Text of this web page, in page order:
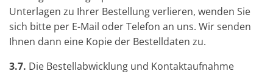
Unterlagen zu Ihrer Bestellung verlieren, wenden Sie
sich bitte per E-Mail oder Telefon an uns. Wir senden
Ihnen dann eine Kopie der Bestelldaten zu.
3.7. Die Bestellabwicklung und Kontaktaufnahme